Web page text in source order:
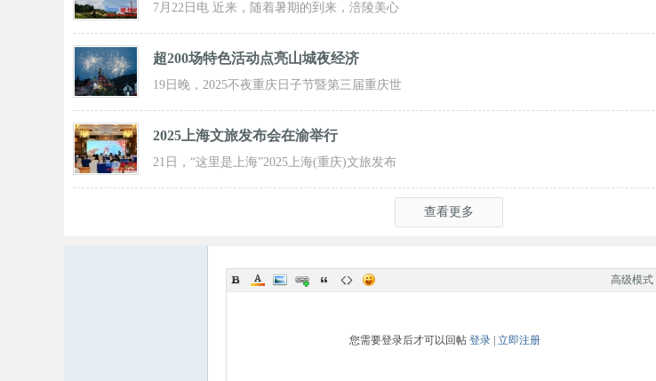
7月22日电 近来，随着暑期的到来，涪陵美心
红酒小镇迎来了大批游客前来打卡，
超200场特色活动点亮山城夜经济
19日晚，2025不夜重庆日子节暨第三届重庆世
界啤酒文化节发动活动在重庆市九龙坡
2025上海文旅发布会在渝举行
21日，“这里是上海”2025上海(重庆)文旅发布
会在渝举行，全方位展示上海文旅
查看更多
高级模式
您需要登录后才可以回帖 登录| 立即注册